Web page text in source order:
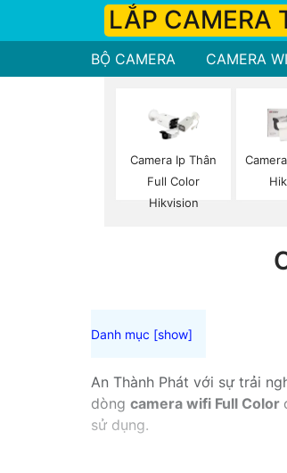
LẮP CAMERA
BỘ CAMERA CAMERA
Camera Ip Thân
Full Color
Hikvision
An Thành Phát với sự trải
dòng camera wifi Full Color
sử dụng.